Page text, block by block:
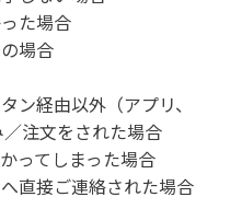
た場合
場合
ン経由以外（アプリ、
注文をされた場合
ってしまった場合
直接ご連絡された場合